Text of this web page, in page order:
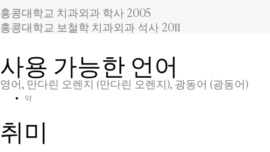
홍콩대학교 치과외과 학사 2005
홍콩대학교 보철학 치과외과 석사 2011
사용 가능한 언어
영어, 만다린 오렌지 (만다린 오렌지), 광동어 (광동어)
약
취미